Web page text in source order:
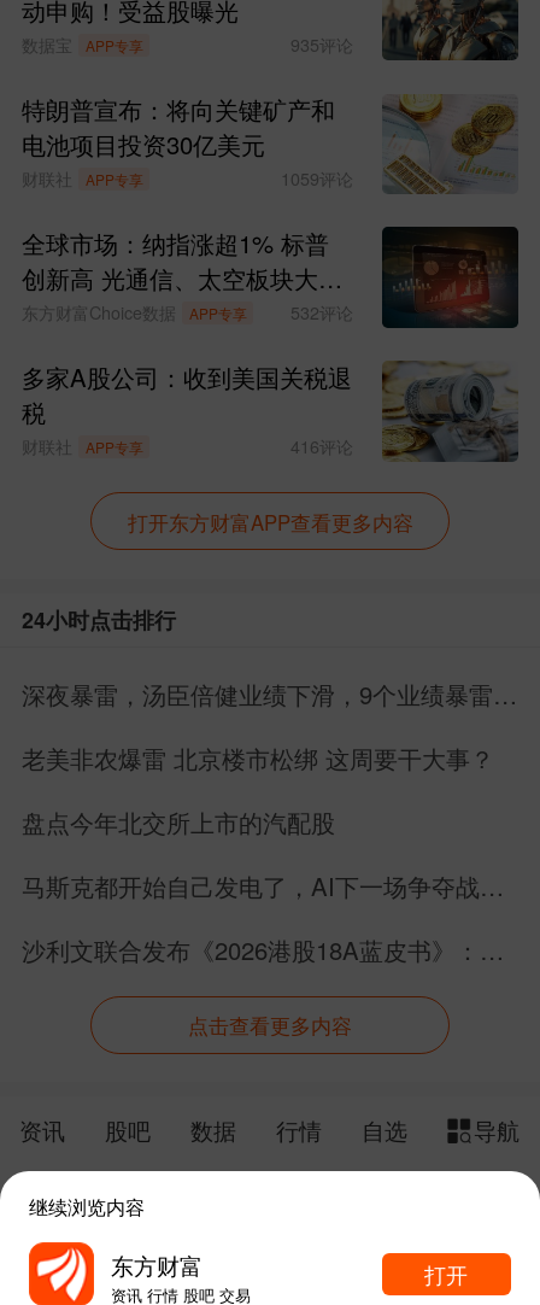
动申购！受益股曝光
数据宝 APP专享 935评论
特朗普宣布：将向关键矿产和
电池项目投资30亿美元
财联社 APP专享 1059评论
全球市场：纳指涨超1% 标普
创新高 光通信、太空板块大涨
SpaceX涨超15%
东方财富Choice数据 APP专享 532评论
多家A股公司：收到美国关税退
税
财联社 APP专享 416评论
打开东方财富APP查看更多内容
24小时点击排行
深夜暴雷，汤臣倍健业绩下滑，9个业绩暴雷，
老美非农爆雷 北京楼市松绑 这周要干大事？
盘点今年北交所上市的汽配股
马斯克都开始自己发电了，AI下一场争夺战还
沙利文联合发布《2026港股18A蓝皮书》：生
点击查看更多内容
资讯 股吧 数据 行情 自选
导航
给网站提点意见 下载APP
继续浏览内容
东方财富
资讯 行情 股吧 交易
打开